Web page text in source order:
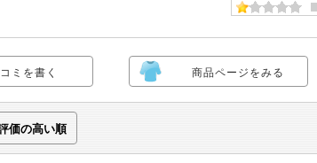
ミを書く 商品ページをみる
価の高い順